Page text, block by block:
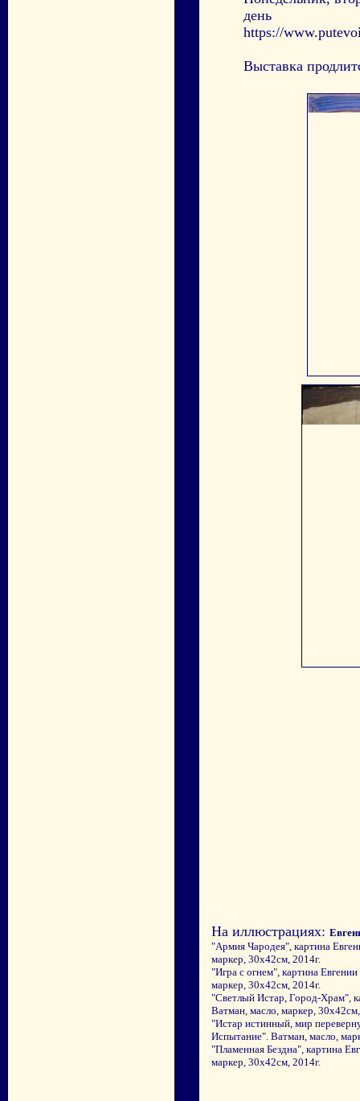
день
https://
Выставка
На иллюстрациях:
"Армия Чародея", картина
маркер, 30х42см, 2014г.
"Игра с огнем", картина
маркер, 30х42см, 2014г.
"Светлый Истар, Город-Храм",
Ватман, масло, маркер,
"Истар истинный, мир
Испытание". Ватман, масло,
"Пламенная Бездна", картина
маркер, 30х42см, 2014г.